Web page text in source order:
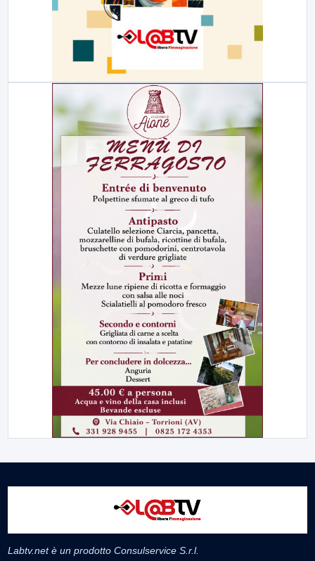
Labtv.net è un prodotto Consulservice S.r.l.